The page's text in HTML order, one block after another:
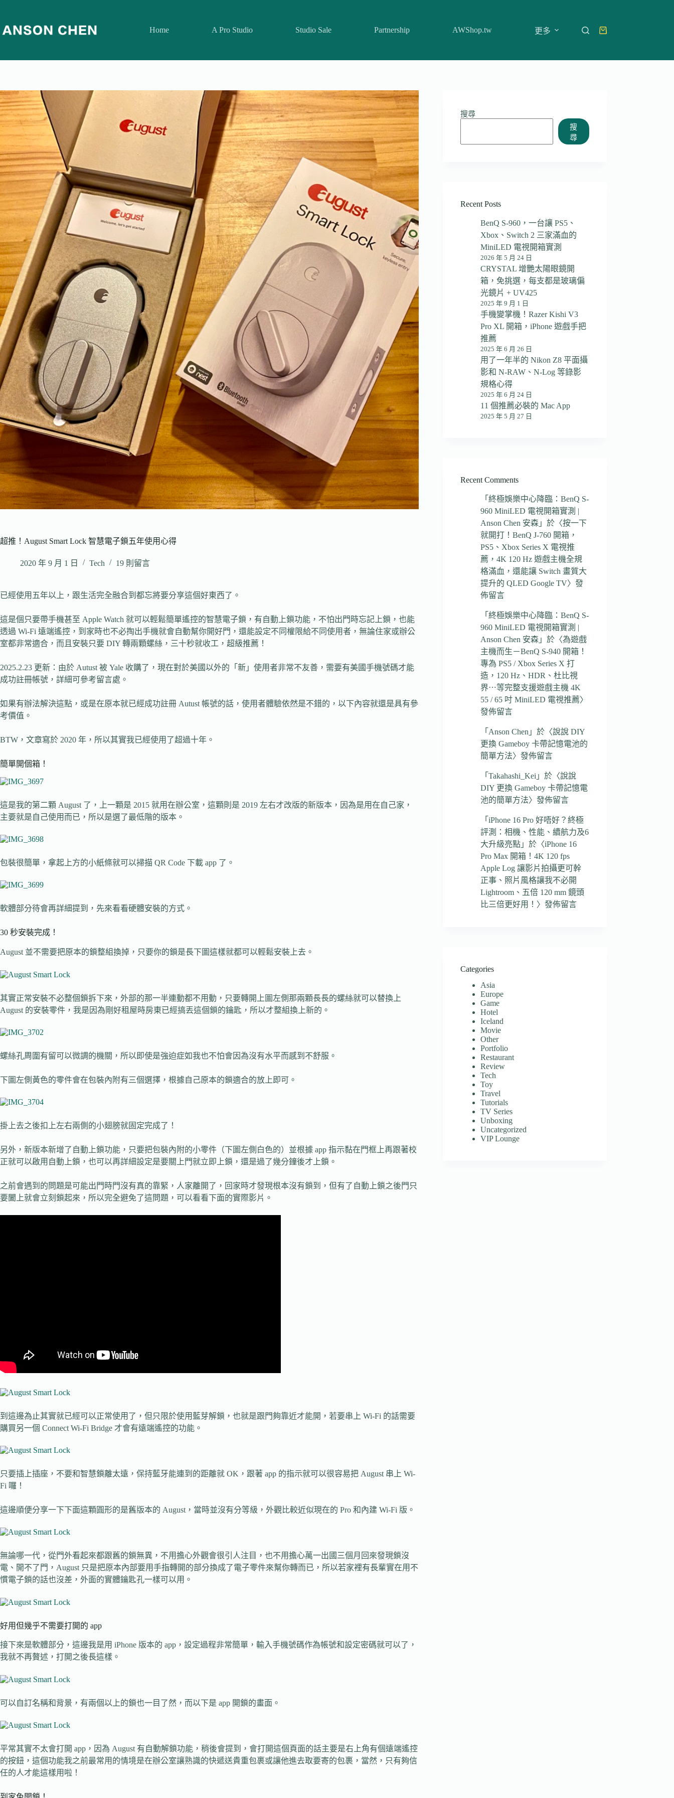
主
Home A Pro Studio Studio Sale Partnership AWShop.tw 更多
購
車
超推！August Smart Lock 智慧電子鎖五年使用心得
2020 年 9 月 1 日 Tech 19 則留言
已經使用五年以上，跟生活完全融合到都忘將要分享這個好東西了。
這是個只要帶手機甚至 Apple Watch 就可以輕鬆簡單遙控的智慧電子鎖，有自動上鎖功能，不怕出門時忘記上鎖，也能
透過 Wi-Fi 遠端遙控，到家時也不必掏出手機就會自動幫你開好門，還能設定不同權限給不同使用者，無論住家或辦公
室都非常適合，而且安裝只要 DIY 轉兩顆螺絲，三十秒就收工，超級推薦！
2025.2.23 更新：由於 Autust 被 Yale 收購了，現在對於美國以外的「新」使用者非常不友善，需要有美國手機號碼才能
成功註冊帳號，詳細可參考留言處。
如果有辦法解決這點，或是在原本就已經成功註冊 Autust 帳號的話，使用者體驗依然是不錯的，以下內容就還是具有參
考價值。
BTW，文章寫於 2020 年，所以其實我已經使用了超過十年。
簡單開個箱！
這是我的第二顆 August 了，上一顆是 2015 就用在辦公室，這顆則是 2019 左右才改版的新版本，因為是用在自己家，
主要就是自己使用而已，所以是選了最低階的版本。
包裝很簡單，拿起上方的小紙條就可以掃描 QR Code 下載 app 了。
軟體部分待會再詳細提到，先來看看硬體安裝的方式。
30 秒安裝完成！
August 並不需要把原本的鎖整組換掉，只要你的鎖是長下圖這樣就都可以輕鬆安裝上去。
其實正常安裝不必整個鎖拆下來，外部的那一半連動都不用動，只要轉開上圖左側那兩顆長長的螺絲就可以替換上
August 的安裝零件，我是因為剛好租屋時房東已經搞丟這個鎖的鑰匙，所以才整組換上新的。
螺絲孔周圍有留可以微調的機關，所以即使是強迫症如我也不怕會因為沒有水平而感到不舒服。
下圖左側黃色的零件會在包裝內附有三個選擇，根據自己原本的鎖適合的放上即可。
掛上去之後扣上左右兩側的小翅膀就固定完成了！
另外，新版本新增了自動上鎖功能，只要把包裝內附的小零件（下圖左側白色的）並根據 app 指示黏在門框上再跟著校
正就可以啟用自動上鎖，也可以再詳細設定是要關上門就立即上鎖，還是過了幾分鐘後才上鎖。
之前會遇到的問題是可能出門時門沒有真的靠緊，人家離開了，回家時才發現根本沒有鎖到，但有了自動上鎖之後門只
要闔上就會立刻鎖起來，所以完全避免了這問題，可以看看下面的實際影片。
到這邊為止其實就已經可以正常使用了，但只限於使用藍芽解鎖，也就是跟門夠靠近才能開，若要串上 Wi-Fi 的話需要
購買另一個 Connect Wi-Fi Bridge 才會有遠端遙控的功能。
只要插上插座，不要和智慧鎖離太遠，保持藍牙能連到的距離就 OK，跟著 app 的指示就可以很容易把 August 串上 Wi-
Fi 囉！
這邊順便分享一下下面這顆圓形的是舊版本的 August，當時並沒有分等級，外觀比較近似現在的 Pro 和內建 Wi-Fi 版。
無論哪一代，從門外看起來都跟舊的鎖無異，不用擔心外觀會很引人注目，也不用擔心萬一出國三個月回來發現鎖沒
電、開不了門，August 只是把原本內部要用手指轉開的部分換成了電子零件來幫你轉而已，所以若家裡有長輩實在用不
慣電子鎖的話也沒差，外面的實體鑰匙孔一樣可以用。
好用但幾乎不需要打開的 app
接下來是軟體部分，這邊我是用 iPhone 版本的 app，設定過程非常簡單，輸入手機號碼作為帳號和設定密碼就可以了，
我就不再贅述，打開之後長這樣。
可以自訂名稱和背景，有兩個以上的鎖也一目了然，而以下是 app 開鎖的畫面。
平常其實不太會打開 app，因為 August 有自動解鎖功能，稍後會提到，會打開這個頁面的話主要是右上角有個遠端遙控
的按鈕，這個功能我之前最常用的情境是在辦公室讓熟識的快遞送貴重包裹或讓他進去取要寄的包裹，當然，只有夠信
任的人才能這樣用啦！
搜尋
搜
尋
Recent Posts
BenQ S-960，一台讓 PS5、
Xbox、Switch 2 三家滿血的
MiniLED 電視開箱實測
2026 年 5 月 24 日
CRYSTAL 增艷太陽眼鏡開
箱，免挑選，每支都是玻璃偏
光鏡片 + UV425
2025 年 9 月 1 日
手機變掌機！Razer Kishi V3
Pro XL 開箱，iPhone 遊戲手把
推薦
2025 年 6 月 26 日
用了一年半的 Nikon Z8 平面攝
影和 N-RAW、N-Log 等錄影
規格心得
2025 年 6 月 24 日
11 個推薦必裝的 Mac App
2025 年 5 月 27 日
Recent Comments
「終極娛樂中心降臨：BenQ S-
960 MiniLED 電視開箱實測 |
Anson Chen 安森 」於〈按一下
就開打！BenQ J-760 開箱，
PS5、Xbox Series X 電視推
薦，4K 120 Hz 遊戲主機全規
格滿血，還能讓 Switch 畫質大
提升的 QLED Google TV〉發
佈留言
「終極娛樂中心降臨：BenQ S-
960 MiniLED 電視開箱實測 |
Anson Chen 安森 」於〈為遊戲
主機而生－BenQ S-940 開箱！
專為 PS5 / Xbox Series X 打
造，120 Hz、HDR、杜比視
界⋯等完整支援遊戲主機 4K
55 / 65 吋 MiniLED 電視推薦〉
發佈留言
「 Anson Chen 」於〈說說 DIY
更換 Gameboy 卡帶記憶電池的
簡單方法〉發佈留言
「Takahashi_Kei 」於〈說說
DIY 更換 Gameboy 卡帶記憶電
池的簡單方法〉發佈留言
「iPhone 16 Pro 好唔好？終極
評測：相機、性能、續航力及6
大升級亮點 」於〈iPhone 16
Pro Max 開箱！4K 120 fps
Apple Log 讓影片拍攝更可幹
正事、照片風格讓我不必開
Lightroom、五倍 120 mm 鏡頭
比三倍更好用！ 〉發佈留言
Categories
Asia
Europe
Game
Hotel
Iceland
Movie
Other
Portfolio
Restaurant
Review
Tech
Toy
Travel
Tutorials
TV Series
Unboxing
Uncategorized
VIP Lounge